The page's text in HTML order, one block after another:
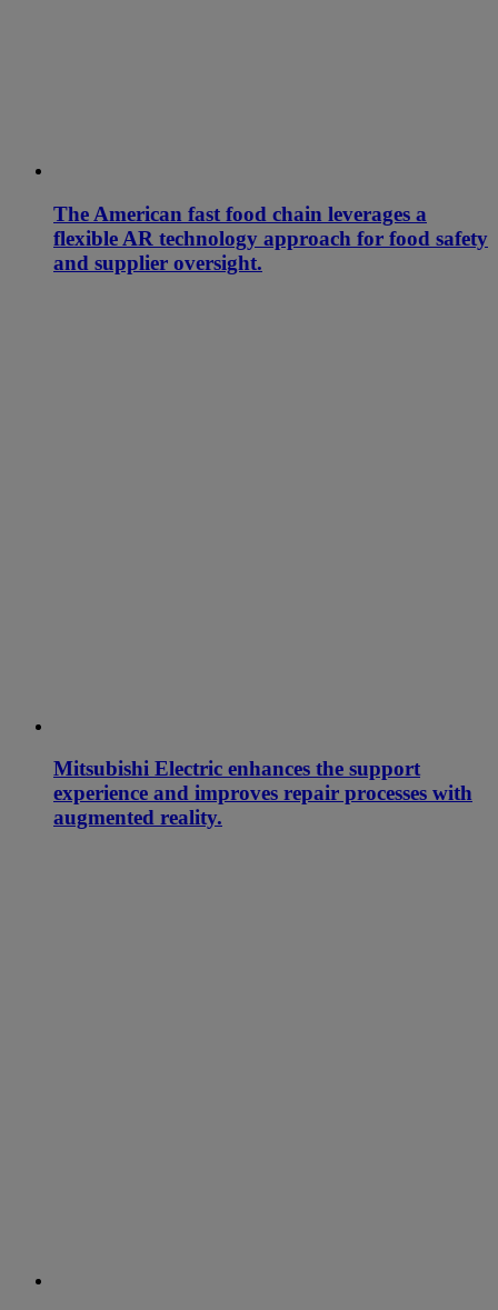
The American fast food chain leverages a
flexible AR technology approach for food safety
and supplier oversight.
Mitsubishi Electric enhances the support
experience and improves repair processes with
augmented reality.